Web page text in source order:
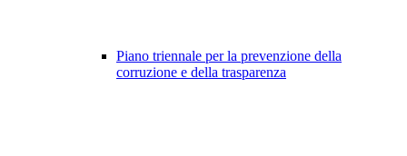
Piano triennale per la prevenzione della
corruzione e della trasparenza